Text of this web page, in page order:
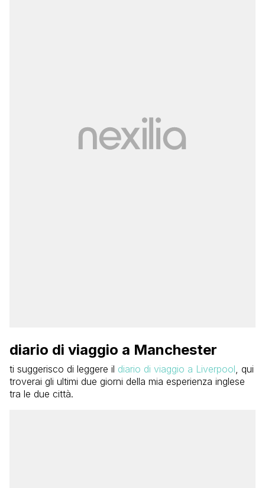
diario di viaggio a Manchester
ti suggerisco di leggere il diario di viaggio a Liverpool , qui
troverai gli ultimi due giorni della mia esperienza inglese
tra le due città.